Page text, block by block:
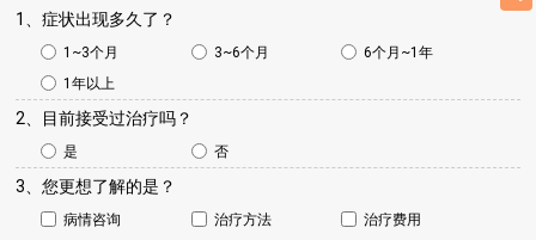
1、症状出现多久了？
1~3个月 3~6个月
6个月~1年
1年以上
2、目前接受过治疗吗？
是 否
3、您更想了解的是？
病情咨询 治疗方法
治疗费用